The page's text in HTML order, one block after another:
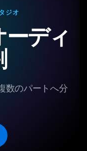
ジオ
ディ
数のパートへ分